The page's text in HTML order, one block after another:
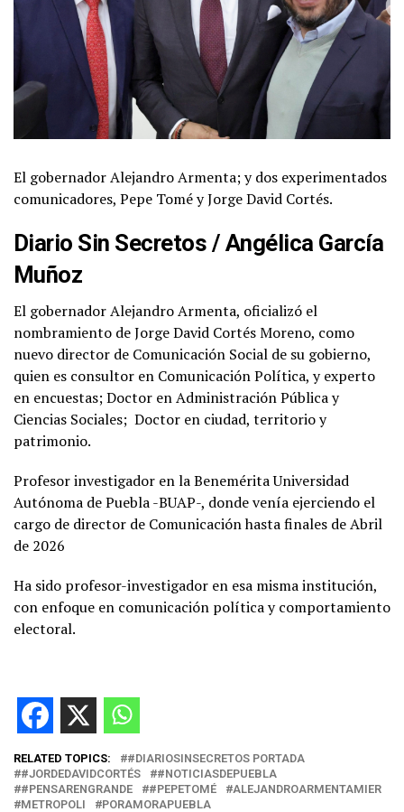
El gobernador Alejandro Armenta; y dos experimentados
comunicadores, Pepe Tomé y Jorge David Cortés.
Diario Sin Secretos / Angélica García
Muñoz
El gobernador Alejandro Armenta, oficializó el
nombramiento de Jorge David Cortés Moreno, como
nuevo director de Comunicación Social de su gobierno,
quien es consultor en Comunicación Política, y experto
en encuestas; Doctor en Administración Pública y
Ciencias Sociales; Doctor en ciudad, territorio y
patrimonio.
Profesor investigador en la Benemérita Universidad
Autónoma de Puebla -BUAP-, donde venía ejerciendo el
cargo de director de Comunicación hasta finales de Abril
de 2026
Ha sido profesor-investigador en esa misma institución,
con enfoque en comunicación política y comportamiento
electoral.
RELATED TOPICS:
#DIARIOSINSECRETOS PORTADA
#JORDEDAVIDCORTÉS
#NOTICIASDEPUEBLA
#PENSARENGRANDE
#PEPETOMÉ
ALEJANDROARMENTAMIER
METROPOLI
PORAMORAPUEBLA